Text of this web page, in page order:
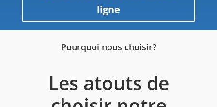
ligne
Pourquoi nous choisir?
Les atouts de